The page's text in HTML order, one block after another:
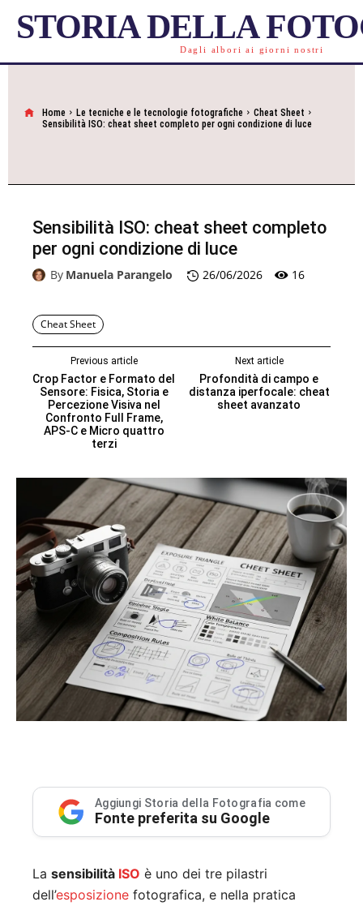
STORIA DELLA
Dagli albori ai giorni nostri
Home Le tecniche e le tecnologie fotografiche
Cheat Sheet
Sensibilità ISO: cheat sheet completo per ogni condizione di luce
Sensibilità ISO: cheat sheet completo
per ogni condizione di luce
By Manuela Parangelo 26/06/2026 16
Cheat Sheet
Previous article
Crop Factor e Formato del
Sensore: Fisica, Storia e
Percezione Visiva nel
Confronto Full Frame,
APS-C e Micro quattro
terzi
Next article
Profondità di campo e
distanza iperfocale: cheat
sheet avanzato
Aggiungi Storia della Fotografia come
Fonte preferita su Google
La sensibilità ISO è uno dei tre pilastri
dell’esposizione fotografica, e nella pratica